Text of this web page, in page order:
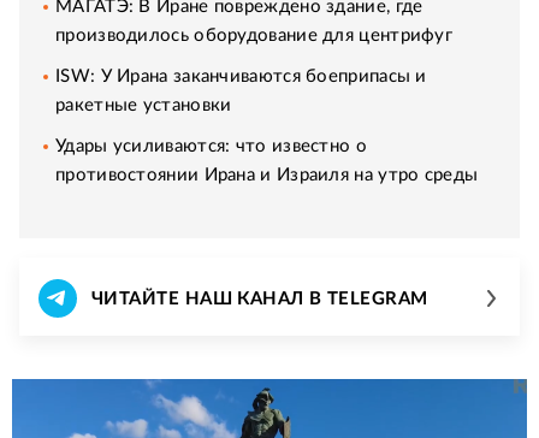
МАГАТЭ: В Иране повреждено здание, где
производилось оборудование для центрифуг
ISW: У Ирана заканчиваются боеприпасы и
ракетные установки
Удары усиливаются: что известно о
противостоянии Ирана и Израиля на утро среды
ЧИТАЙТЕ НАШ КАНАЛ В TELEGRAM